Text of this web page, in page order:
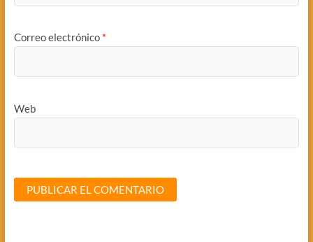
Correo electrónico *
Web